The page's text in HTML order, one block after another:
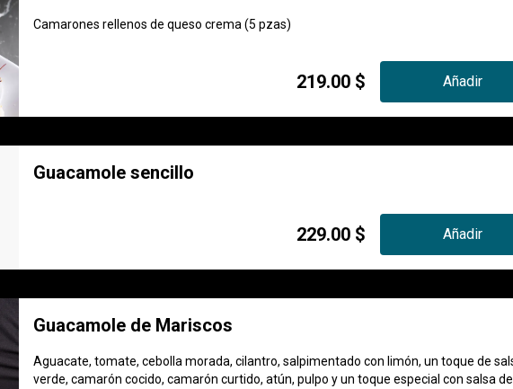
Camarones rellenos de queso crema (5 pzas)
219.00 $ Añadir
Guacamole sencillo
229.00 $ Añadir
Guacamole de Mariscos
Aguacate, tomate, cebolla morada, cilantro, salpimentado con limón, un toque de
verde, camarón cocido, camarón curtido, atún, pulpo y un toque especial con salsa